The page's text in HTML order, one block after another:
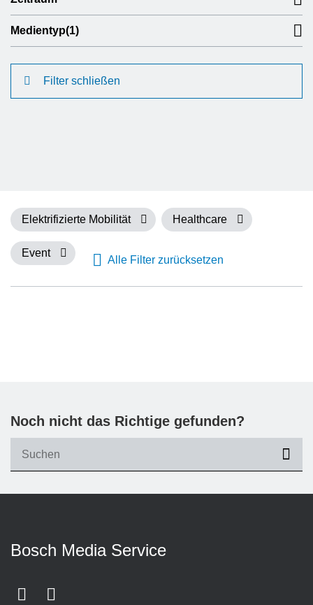
Medientyp(1)
Filter schließen
Elektrifizierte Mobilität Healthcare
Event
Alle Filter zurücksetzen
Noch nicht das Richtige gefunden?
Bosch Media Service